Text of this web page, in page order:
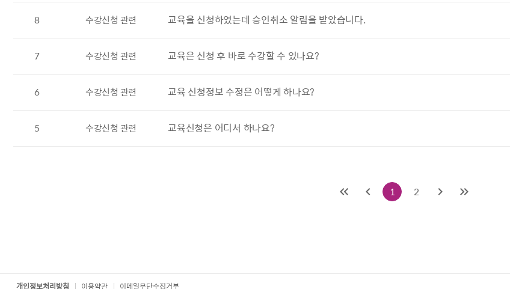
8 수강신청 관련 교육을 신청하였는데 승인취소 알림을 받았습니다.
7 수강신청 관련 교육은 신청 후 바로 수강할 수 있나요?
6 수강신청 관련 교육 신청정보 수정은 어떻게 하나요?
5 수강신청 관련 교육신청은 어디서 하나요?
처음 이전 1 2 다음 마지막
개인정보처리방침 이용약관 이메일무단수집거부